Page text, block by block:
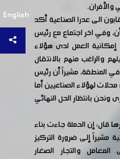
English
والأفران.
الى عدرا الصناعية أكد
وفي اخر اجتماع مع رئيس
العمل لدى هؤلاء
والراغب منهم بالانتقال
المنطقة، مشيراً أن رئيس
لهؤلاء الصناعيين أما
بانتظار الحل النهائي
قال: إن الحملة جاءت بناء
مشيراً إلى ضرورة التركيز
والتجار الصغار